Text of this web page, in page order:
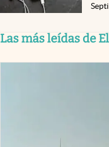
Las más leídas de